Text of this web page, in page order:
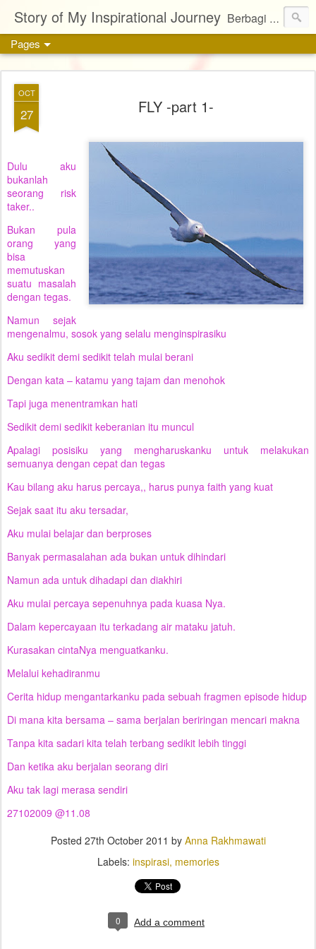
Story of My Inspirational Journey Berbagi kisah, karya, dan inspirasi tentang kehidupan
Pages
OCT
27 FLY -part 1-
Dulu aku
bukanlah
seorang risk
taker..
Bukan pula
orang yang
bisa
memutuskan
suatu masalah
dengan tegas.
Namun sejak
mengenalmu, sosok yang selalu menginspirasiku
Aku sedikit demi sedikit telah mulai berani
Dengan kata – katamu yang tajam dan menohok
Tapi juga menentramkan hati
Sedikit demi sedikit keberanian itu muncul
Apalagi posisiku yang mengharuskanku untuk melakukan
semuanya dengan cepat dan tegas
Kau bilang aku harus percaya,, harus punya faith yang kuat
Sejak saat itu aku tersadar,
Aku mulai belajar dan berproses
Banyak permasalahan ada bukan untuk dihindari
Namun ada untuk dihadapi dan diakhiri
Aku mulai percaya sepenuhnya pada kuasa Nya.
Dalam kepercayaan itu terkadang air mataku jatuh.
Kurasakan cintaNya menguatkanku.
Melalui kehadiranmu
Cerita hidup mengantarkanku pada sebuah fragmen episode hidup
Di mana kita bersama – sama berjalan beriringan mencari makna
Tanpa kita sadari kita telah terbang sedikit lebih tinggi
Dan ketika aku berjalan seorang diri
Aku tak lagi merasa sendiri
27102009 @11.08
Posted 27th October 2011 by Anna Rakhmawati
Labels: inspirasi memories
0 Add a comment